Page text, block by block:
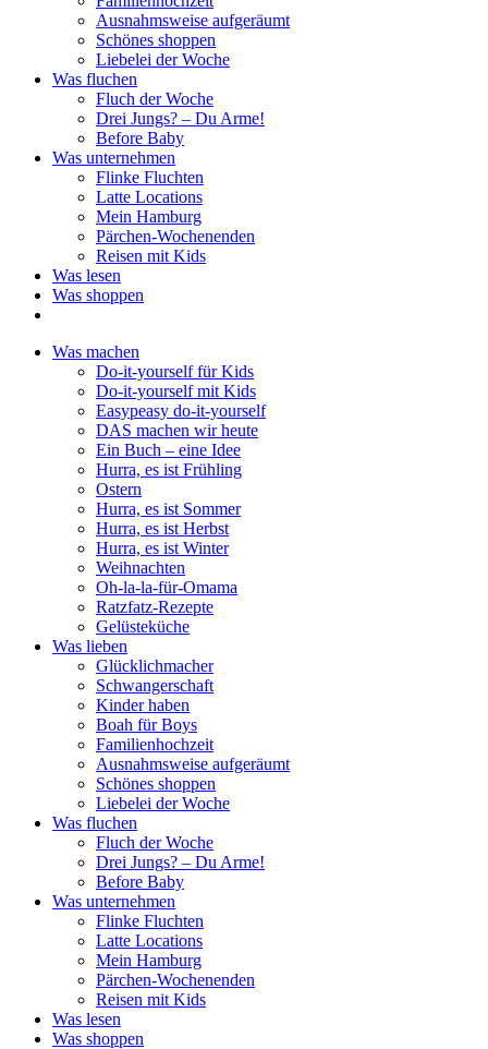
Ausnahmsweise aufgeräumt
Schönes shoppen
Liebelei der Woche
Was fluchen
Fluch der Woche
Drei Jungs? – Du Arme!
Before Baby
Was unternehmen
Flinke Fluchten
Latte Locations
Mein Hamburg
Pärchen-Wochenenden
Reisen mit Kids
Was lesen
Was shoppen
Was machen
Do-it-yourself für Kids
Do-it-yourself mit Kids
Easypeasy do-it-yourself
DAS machen wir heute
Ein Buch – eine Idee
Hurra, es ist Frühling
Ostern
Hurra, es ist Sommer
Hurra, es ist Herbst
Hurra, es ist Winter
Weihnachten
Oh-la-la-für-Omama
Ratzfatz-Rezepte
Gelüsteküche
Was lieben
Glücklichmacher
Schwangerschaft
Kinder haben
Boah für Boys
Familienhochzeit
Ausnahmsweise aufgeräumt
Schönes shoppen
Liebelei der Woche
Was fluchen
Fluch der Woche
Drei Jungs? – Du Arme!
Before Baby
Was unternehmen
Flinke Fluchten
Latte Locations
Mein Hamburg
Pärchen-Wochenenden
Reisen mit Kids
Was lesen
Was shoppen